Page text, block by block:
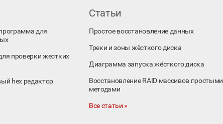
для
проверки жестких
hex редактор
Статьи
Простое восстановление данных
Треки и зоны жёсткого диска
Диаграмма запуска жёсткого диска
Восстановление RAID массивов простыми
методами
Все статьи »